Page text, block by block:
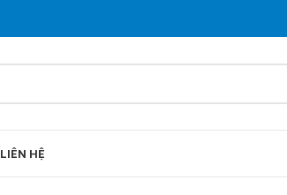
LIÊN HỆ